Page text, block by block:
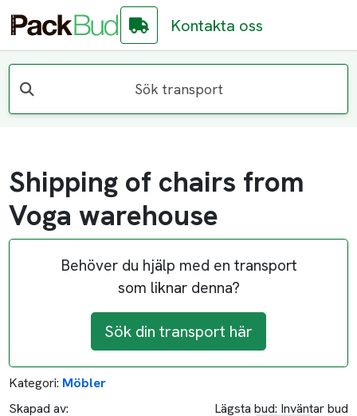
Kontakta oss
Sök transport
Shipping of chairs from
Voga warehouse
Behöver du hjälp med en transport
som liknar denna?
Sök din transport här
Kategori: Möbler
Skapad av:
Lägsta bud: Inväntar bud